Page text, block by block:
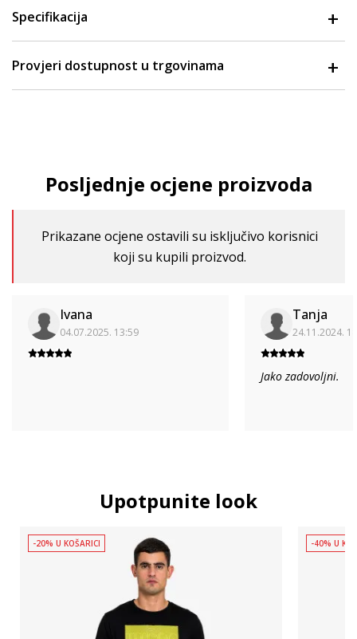
Specifikacija
Provjeri dostupnost u trgovinama
Posljednje ocjene proizvoda
Prikazane ocjene ostavili su isključivo korisnici
koji su kupili proizvod.
Ivana
04.07.2025. 13:59
Tanja
24.11.2024.
Jako zadovoljni.
Upotpunite look
-20% U KOŠARICI -40% U